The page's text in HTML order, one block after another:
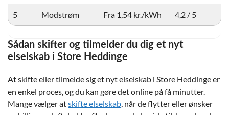
5 Modstrøm Fra 1,54 kr./kWh 4,2 / 5
Sådan skifter og tilmelder du dig et nyt
elselskab i Store Heddinge
At skifte eller tilmelde sig et nyt elselskab i Store Heddinge er
en enkel proces, og du kan gøre det online på få minutter.
Mange vælger atskifte elselskab, når de flytter eller ønsker